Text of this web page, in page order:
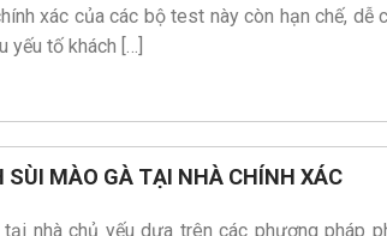
xác của các bộ test này còn hạn chế, dễ
yếu tố khách […]
SÙI MÀO GÀ TẠI NHÀ CHÍNH XÁC
nhà chủ yếu dựa trên các phương pháp